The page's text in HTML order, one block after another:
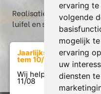
ervaring
volgende
mogelijk
ervaring
uw
diensten
Realisatie: Box in
luifel en screen in
Jaarlijkse verlof van
tem 10/08
Wij helpen u graag
11/08